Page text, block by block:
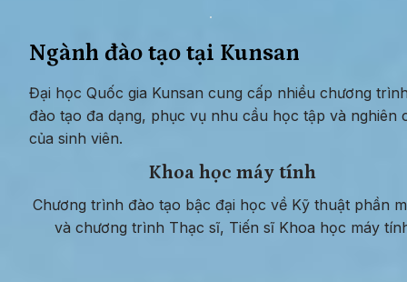
Ngành đào tạo tại Kunsan
Đại học Quốc gia Kunsan cung cấp nhiều chương
đào tạo đa dạng, phục vụ nhu cầu học tập và nghiên
của sinh viên.
Khoa học máy tính
Chương trình đào tạo bậc đại học về Kỹ thuật phần
và chương trình Thạc sĩ, Tiến sĩ Khoa học máy